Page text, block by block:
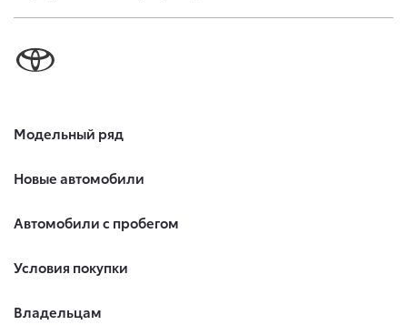
Модельный ряд
Новые автомобили
Автомобили с пробегом
Условия покупки
Владельцам